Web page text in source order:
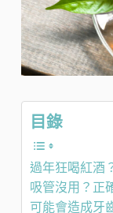
目錄
過年狂喝紅酒
吸管沒用？正
可能會造成牙